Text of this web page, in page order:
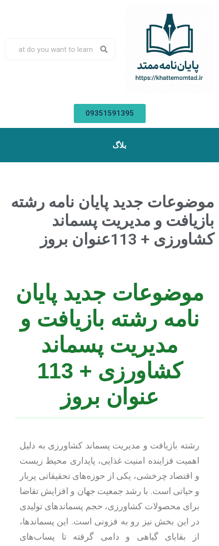
09351591395
بلاگ
موضوعات جدید پایان نامه رشته
بازیافت و مدیریت پسماند
کشاورزی + 113عنوان بروز
موضوعات جدید پایان
نامه رشته بازیافت و
مدیریت پسماند
کشاورزی + 113
عنوان بروز
رشته بازیافت و مدیریت پسماند کشاورزی به دلیل
اهمیت فزاینده امنیت غذایی، پایداری محیط زیست
و اقتصاد چرخشی، یکی از حوزه‌های تحقیقاتی پربار
و حیاتی است. با رشد جمعیت جهان و افزایش تقاضا
برای محصولات کشاورزی، حجم پسماندهای تولیدی
در این بخش نیز رو به فزونی است. این پسماندها،
از بقایای گیاهی و دامی گرفته تا پساب‌های